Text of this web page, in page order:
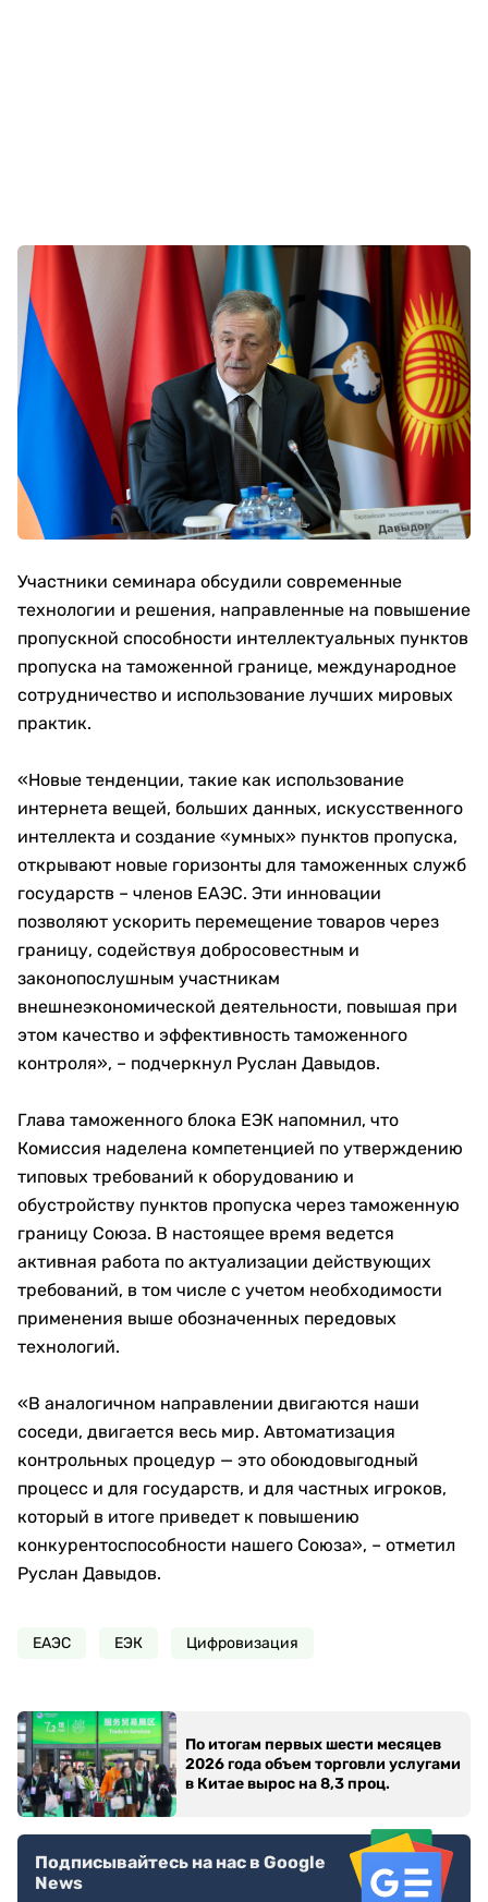
Участники семинара обсудили современные
технологии и решения, направленные на повышение
пропускной способности интеллектуальных пунктов
пропуска на таможенной границе, международное
сотрудничество и использование лучших мировых
практик.
«Новые тенденции, такие как использование
интернета вещей, больших данных, искусственного
интеллекта и создание «умных» пунктов пропуска,
открывают новые горизонты для таможенных служб
государств – членов ЕАЭС. Эти инновации
позволяют ускорить перемещение товаров через
границу, содействуя добросовестным и
законопослушным участникам
внешнеэкономической деятельности, повышая при
этом качество и эффективность таможенного
контроля», – подчеркнул Руслан Давыдов.
Глава таможенного блока ЕЭК напомнил, что
Комиссия наделена компетенцией по утверждению
типовых требований к оборудованию и
обустройству пунктов пропуска через таможенную
границу Союза. В настоящее время ведется
активная работа по актуализации действующих
требований, в том числе с учетом необходимости
применения выше обозначенных передовых
технологий.
«В аналогичном направлении двигаются наши
соседи, двигается весь мир. Автоматизация
контрольных процедур — это обоюдовыгодный
процесс и для государств, и для частных игроков,
который в итоге приведет к повышению
конкурентоспособности нашего Союза», – отметил
Руслан Давыдов.
ЕАЭС ЕЭК Цифровизация
По итогам первых шести месяцев
2026 года объем торговли услугами
в Китае вырос на 8,3 проц.
Подписывайтесь на нас в Google
News